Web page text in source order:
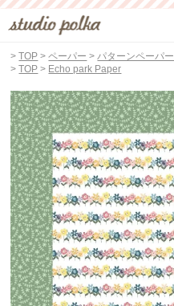
>TOP >ペーパー >パターンペーパー
>TOP > Echo park Paper